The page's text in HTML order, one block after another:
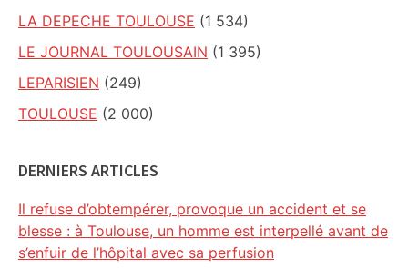
LA DEPECHE TOULOUSE (1 534)
LE JOURNAL TOULOUSAIN (1 395)
LEPARISIEN (249)
TOULOUSE (2 000)
DERNIERS ARTICLES
Il refuse d’obtempérer, provoque un accident et se
blesse : à Toulouse, un homme est interpellé avant de
s’enfuir de l’hôpital avec sa perfusion